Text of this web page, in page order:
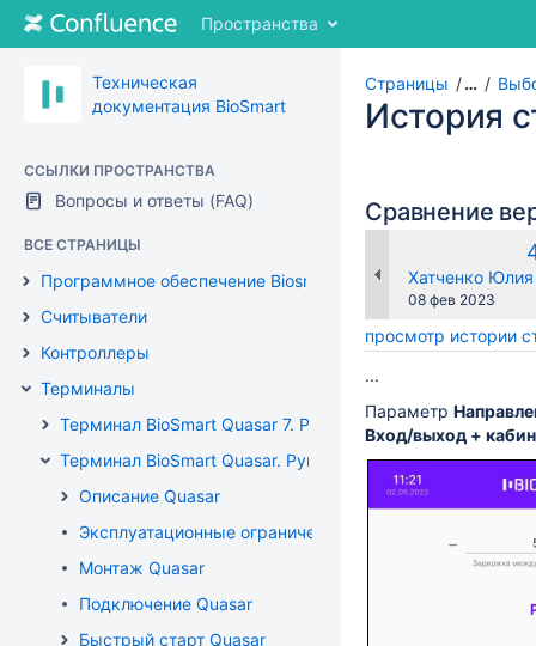
Перейти
Перейти
Перейти
заголовка
Перейти
меню
действий
быстрому
Пространства
Техническая
документация BioSmart
ССЫЛКИ ПРОСТРАНСТВА
Вопросы и ответы (FAQ)
ВСЕ СТРАНИЦЫ
Программное обеспечение Biosmart-Studio
Считыватели
Контроллеры
Терминалы
Терминал BioSmart Quasar 7. Руководство по
Терминал BioSmart Quasar. Руководство по эксплуатации
Описание Quasar
Эксплуатационные ограничения Quasar
Монтаж Quasar
Подключение Quasar
Быстрый старт Quasar
Страницы …
История
Сравнение
Хатченко
Сохранено
08 фев 2023
просмотр истории
...
Параметр
Вход/выход +